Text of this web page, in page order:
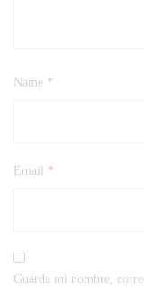
Name *
Email *
Guarda mi nombre,